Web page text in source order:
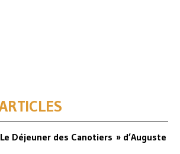
Déjeuner des Canotiers » d’Auguste